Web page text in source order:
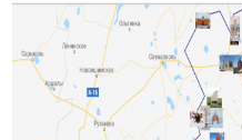
культурного наследия
Опрос
Часто задаваемые вопросы
Фотогалерея
Видео